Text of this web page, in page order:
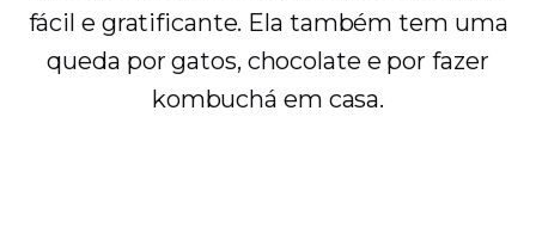
fácil e gratificante. Ela também tem uma
queda por gatos, chocolate e por fazer
kombuchá em casa.